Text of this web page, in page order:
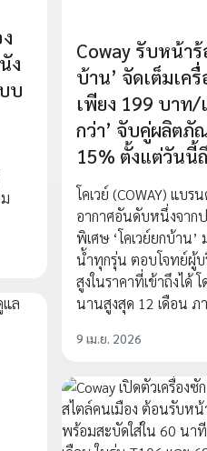
ง
บ
Coway รับหน้าร้
บ้าน’ จัดเต็มเค
เพียง 199 บาท
กว่า’ จับคู่ผลิต
15% ตั้งแต่วันนี้
โคเวย์ (COWAY) แบร
อากาศอันดับหนึ่งจากป
พิเศษ ‘โคเวย์ยกบ้าน
น้ำทุกรุ่น ตอบโจทย์ผู้
สูงในราคาที่เข้าถึงได้
นานสูงสุด 12 เดือน
9 เม.ย. 2026